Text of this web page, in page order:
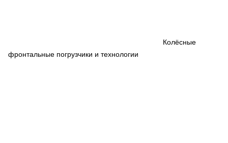
СПЕЦПРОЕКТЫ
Колёсные
фронтальные погрузчики и технологии